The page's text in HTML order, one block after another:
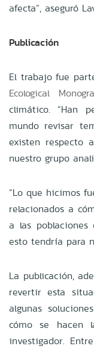
afecta”, aseguró
Publicación
El trabajo fue
Ecological
climático. “Han
mundo revisar
existen respecto
nuestro grupo
“Lo que hicimos
relacionados a
a las poblaciones
esto tendría para
La publicación,
revertir esta
algunas
cómo se hacen
investigador.